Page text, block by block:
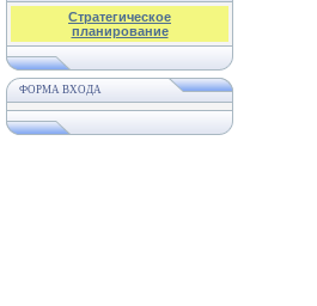
Стратегическое
планирование
ФОРМА ВХОДА